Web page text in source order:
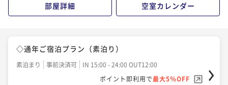
部屋詳細 空室カレンダー
◇通年ご宿泊プラン（素泊り）
素泊まり 事前決済可
IN 15:00 - 24:00 OUT12:00
ポイント即利用で最大5％OFF